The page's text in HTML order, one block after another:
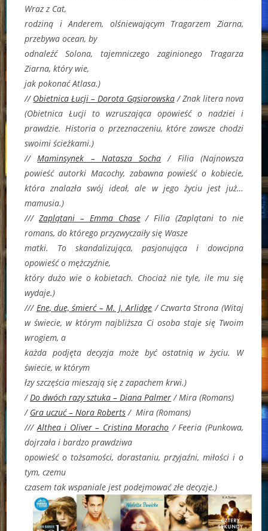
Wraz z Cat,
rodziną i Anderem, olśniewającym Tragarzem Ziarna,
przebywa ocean, by
odnaleźć Solona, tajemniczego zaginionego Tragarza
Ziarna, który wie,
jak pokonać Atlasa.)
// Obietnica Łucji – Dorota Gąsiorowska/ Znak litera nova
(Obietnica Łucji to wzruszająca opowieść o nadziei i
prawdzie. Historia o przeznaczeniu, które zawsze chodzi
swoimi ścieżkami.)
// Maminsynek – Natasza Socha / Filia (Najnowsza
powieść autorki Macochy, zabawna powieść o kobiecie,
która znalazła swój ideał, ale w jego życiu jest już…
mamusia.)
///Zaplątani – Emma Chase/ Filia (Zaplątani to nie
romans, do którego przyzwyczaiły się Wasze
matki. To skandalizująca, pasjonująca i dowcipna
opowieść o mężczyźnie,
który dużo wie o kobietach. Chociaż nie tyle, ile mu się
wydaje.)
/// Ene, due, śmierć – M. J. Arlidge / Czwarta Strona (Witaj
w świecie, w którym najbliższa Ci osoba staje się Twoim
wrogiem, a
każda podjęta decyzja może być ostatnią w życiu. W
świecie, w którym
łzy szczęścia mieszają się z zapachem krwi.)
/ Do dwóch razy sztuka – Diana Palmer / Mira (Romans)
/ Gra uczuć – Nora Roberts / Mira (Romans)
/// Althea i Oliver – Cristina Moracho / Feeria (Punkowa,
dojrzała i bardzo prawdziwa
opowieść o tożsamości, dorastaniu, przyjaźni, miłości i o
tym, czemu
czasem tak wspaniale jest podejmować złe decyzje.)